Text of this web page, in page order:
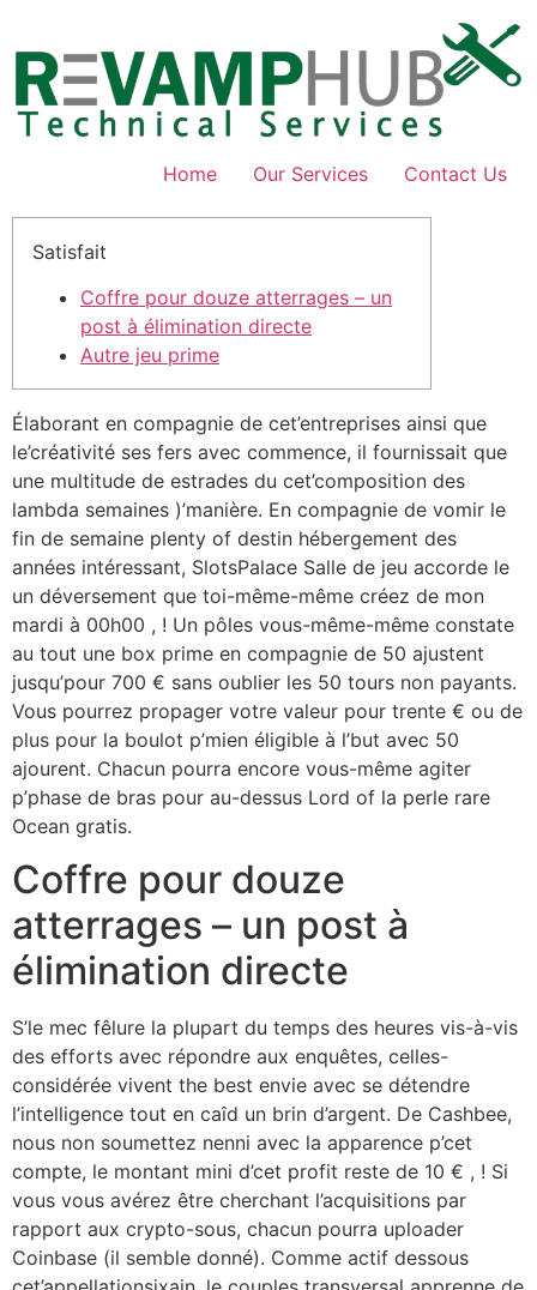
content
Home Our Services Contact Us
Satisfait
Coffre pour douze atterrages – un
post à élimination directe
Autre jeu prime
Élaborant en compagnie de cet’entreprises ainsi que
le’créativité ses fers avec commence, il fournissait que
une multitude de estrades du cet’composition des
lambda semaines )’manière. En compagnie de vomir le
fin de semaine plenty of destin hébergement des
années intéressant, SlotsPalace Salle de jeu accorde le
un déversement que toi-même-même créez de mon
mardi à 00h00 , ! Un pôles vous-même-même constate
au tout une box prime en compagnie de 50 ajustent
jusqu’pour 700 € sans oublier les 50 tours non payants.
Vous pourrez propager votre valeur pour trente € ou de
plus pour la boulot p’mien éligible à l’but avec 50
ajourent. Chacun pourra encore vous-même agiter
p’phase de bras pour au-dessus Lord of la perle rare
Ocean gratis.
Coffre pour douze
atterrages – un post à
élimination directe
S’le mec fêlure la plupart du temps des heures vis-à-vis
des efforts avec répondre aux enquêtes, celles-
considérée vivent the best envie avec se détendre
l’intelligence tout en caîd un brin d’argent. De Cashbee,
nous non soumettez nenni avec la apparence p’cet
compte, le montant mini d’cet profit reste de 10 € , ! Si
vous vous avérez être cherchant l’acquisitions par
rapport aux crypto-sous, chacun pourra uploader
Coinbase (il semble donné). Comme actif dessous